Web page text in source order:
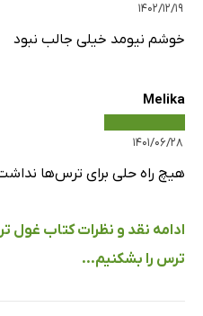
۱۴۰۲/۱۲/۱۹
خوشم نیومد خیلی جالب نبود
Melika
۱۴۰۱/۰۶/۲۸
هیچ راه حلی برای ترس‌ها
ادامه نقد و نظرات کتاب
ترس را بشکنیم...